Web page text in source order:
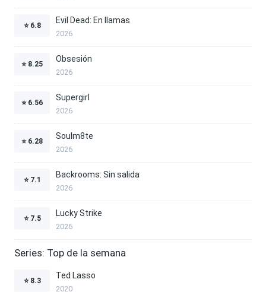
⭐ 6.8
Evil Dead: En llamas
2026
⭐ 8.25
Obsesión
2026
⭐ 6.56
Supergirl
2026
⭐ 6.28
Soulm8te
2026
⭐ 7.1
Backrooms: Sin salida
2026
⭐ 7.5
Lucky Strike
2026
Series: Top de la semana
⭐ 8.3
Ted Lasso
2020